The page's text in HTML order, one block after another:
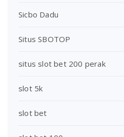
Sicbo Dadu
Situs SBOTOP
situs slot bet 200 perak
slot 5k
slot bet